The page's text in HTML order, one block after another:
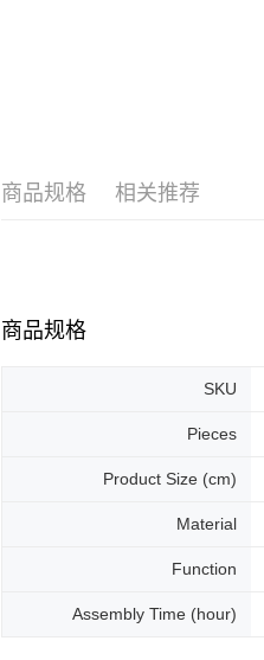
商品规格 相关推荐
商品规格
SKU
Pieces
Product Size (cm)
Material
Function
Assembly Time (hour)